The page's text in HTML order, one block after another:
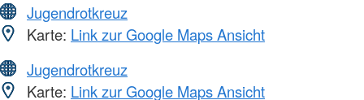
Jugendrotkreuz
Karte: Link zur Google Maps Ansicht
Jugendrotkreuz
Karte: Link zur Google Maps Ansicht